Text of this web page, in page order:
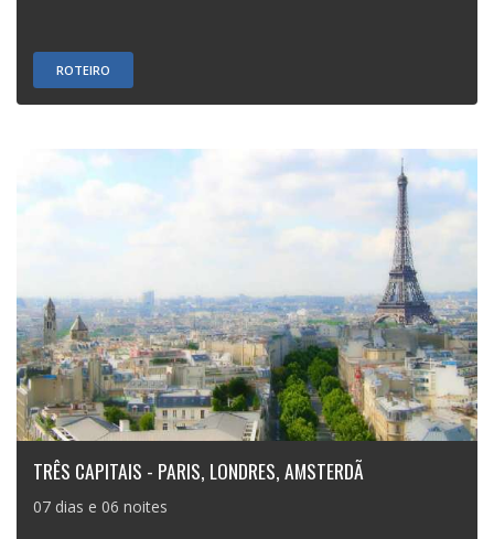
ROTEIRO
TRÊS CAPITAIS - PARIS, LONDRES, AMSTERDÃ
07 dias e 06 noites